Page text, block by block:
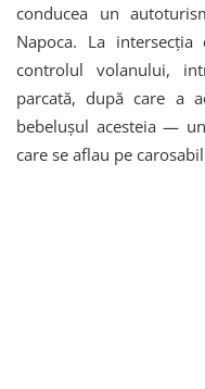
conducea un
Napoca. La
controlul volanului,
parcată, după care a
bebelușul acesteia —
care se aflau pe